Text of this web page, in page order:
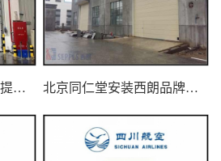
上海医药安装西朗品牌提升门 北京同仁堂安装西朗品牌提升门